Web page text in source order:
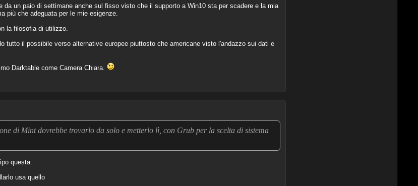
un paio di settimane anche sul fisso visto che il supporto a Win10 sta per scadere e la mia
più che adeguata per le mie esigenze.
la filosofia di utilizzo.
tutto il possibile verso alternative europee piuttosto che americane visto l'andazzo sui dati e
Darktable come Camera Chiara.
di Mint dovrebbe trovarlo da solo e metterlo lì, con Grub per la scelta di sistema
questa:
usa quello